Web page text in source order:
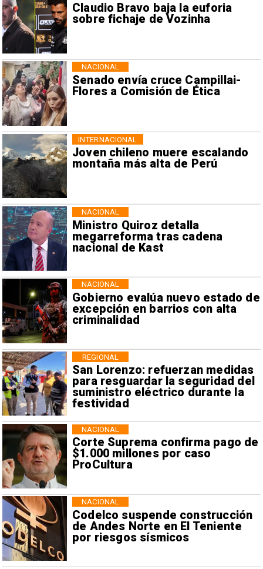
Claudio Bravo baja la euforia
sobre fichaje de Vozinha
Senado envía cruce Campillai-
Flores a Comisión de Ética
NACIONAL
Joven chileno muere escalando
montaña más alta de Perú
INTERNACIONAL
Ministro Quiroz detalla
megarreforma tras cadena
nacional de Kast
NACIONAL
Gobierno evalúa nuevo estado de
excepción en barrios con alta
criminalidad
NACIONAL
San Lorenzo: refuerzan medidas
para resguardar la seguridad del
suministro eléctrico durante la
festividad
REGIONAL
Corte Suprema confirma pago de
$1.000 millones por caso
ProCultura
NACIONAL
Codelco suspende construcción
de Andes Norte en El Teniente
por riesgos sísmicos
NACIONAL